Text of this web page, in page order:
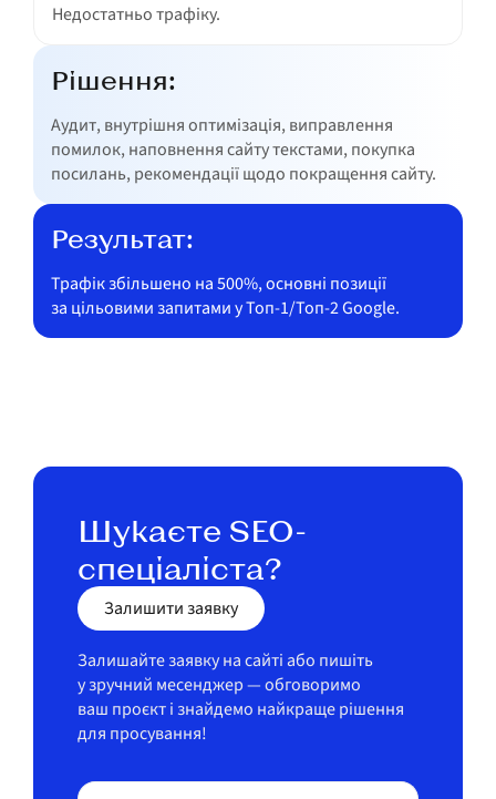
Недостатньо трафіку.
Рішення:
Аудит, внутрішня оптимізація, виправлення
помилок, наповнення сайту текстами, покупка
посилань, рекомендації щодо покращення сайту.
Результат:
Трафік збільшено на 500%, основні позиції
за цільовими запитами у Топ-1/Топ-2 Google.
Шукаєте SEO-
спеціаліста?
Залишити заявку
Залишайте заявку на сайті або пишіть
у зручний месенджер — обговоримо
ваш проєкт і знайдемо найкраще рішення
для просування!